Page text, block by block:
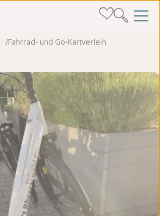
Fahrrad- und Go-Kartverleih